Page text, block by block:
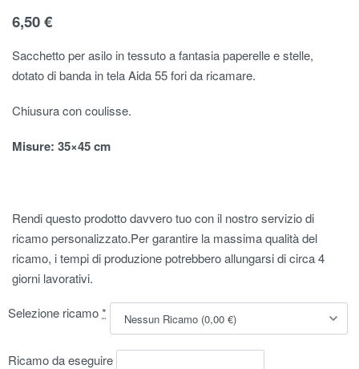
6,50€
Sacchetto per asilo in tessuto a fantasia paperelle e stelle,
dotato di banda in tela Aida 55 fori da ricamare.
Chiusura con coulisse.
Misure: 35×45 cm
Rendi questo prodotto davvero tuo con il nostro servizio di
ricamo personalizzato.Per garantire la massima qualità del
ricamo, i tempi di produzione potrebbero allungarsi di circa 4
giorni lavorativi.
Selezione ricamo*
Ricamo da eseguire